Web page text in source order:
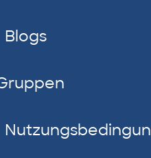
Blogs